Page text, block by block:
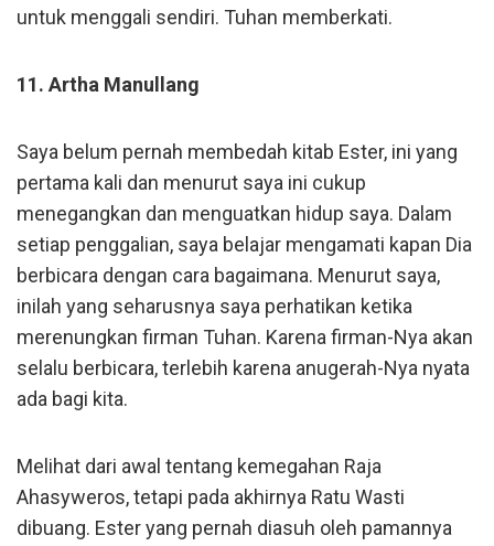
untuk menggali sendiri. Tuhan memberkati.
11. Artha Manullang
Saya belum pernah membedah kitab Ester, ini yang
pertama kali dan menurut saya ini cukup
menegangkan dan menguatkan hidup saya. Dalam
setiap penggalian, saya belajar mengamati kapan Dia
berbicara dengan cara bagaimana. Menurut saya,
inilah yang seharusnya saya perhatikan ketika
merenungkan firman Tuhan. Karena firman-Nya akan
selalu berbicara, terlebih karena anugerah-Nya nyata
ada bagi kita.
Melihat dari awal tentang kemegahan Raja
Ahasyweros, tetapi pada akhirnya Ratu Wasti
dibuang. Ester yang pernah diasuh oleh pamannya